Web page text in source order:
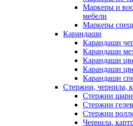
Маркеры и
мебели
Маркеры
Карандаши
Карандаши
Карандаши
Карандаши
Карандаши
Карандаши
Стержни, чернила,
Стержни
Стержни
Стержни
Чернила,